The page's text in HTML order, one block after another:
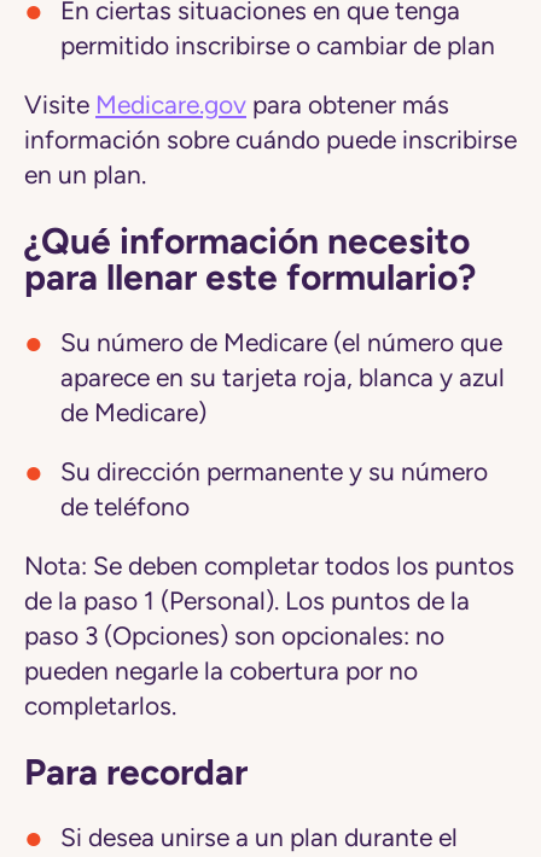
En ciertas situaciones en que tenga
permitido inscribirse o cambiar de plan
Visite Medicare.gov para obtener más
información sobre cuándo puede inscribirse
en un plan.
¿Qué información necesito
para llenar este formulario?
Su número de Medicare (el número que
aparece en su tarjeta roja, blanca y azul
de Medicare)
Su dirección permanente y su número
de teléfono
Nota: Se deben completar todos los puntos
de la paso 1 (Personal). Los puntos de la
paso 3 (Opciones) son opcionales: no
pueden negarle la cobertura por no
completarlos.
Para recordar
Si desea unirse a un plan durante el